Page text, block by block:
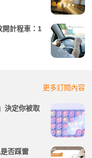
開計程車：1
更多訂閱內容
決定你被取
否踩雷